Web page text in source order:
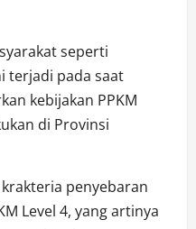
seperti
terjadi pada saat
kebijakan PPKM
di Provinsi
krakteria penyebaran
Level 4, yang artinya